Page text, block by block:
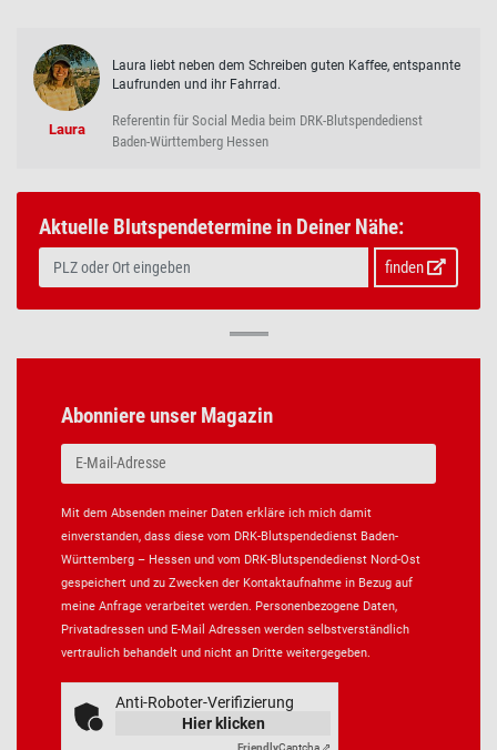
Laura
Laura liebt neben dem Schreiben guten Kaffee, entspannte
Laufrunden und ihr Fahrrad.
Referentin für Social Media beim DRK-Blutspendedienst
Baden-Württemberg Hessen
Aktuelle Blutspendetermine in Deiner Nähe:
finden
Abonniere unser Magazin
Mit dem Absenden meiner Daten erkläre ich mich damit
einverstanden, dass diese vom DRK-Blutspendedienst Baden-
Württemberg – Hessen und vom DRK-Blutspendedienst Nord-Ost
gespeichert und zu Zwecken der Kontaktaufnahme in Bezug auf
meine Anfrage verarbeitet werden. Personenbezogene Daten,
Privatadressen und E-Mail Adressen werden selbstverständlich
vertraulich behandelt und nicht an Dritte weitergegeben.
Anti-Roboter-Verifizierung
Hier klicken
FriendlyCaptcha ⇗